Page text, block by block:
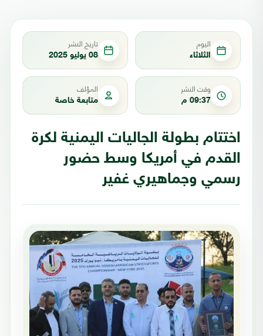
اليوم
الثلاثاء
تاريخ النشر
08 يوليو 2025
وقت النشر
09:37 م
المؤلف
متابعة خاصة
اختتام بطولة الجاليات اليمنية لكرة
القدم في أمريكا وسط حضور
رسمي وجماهيري غفير